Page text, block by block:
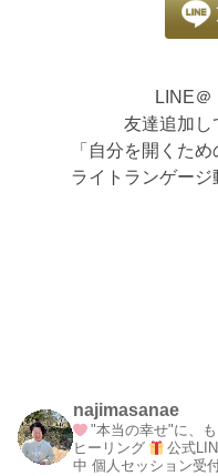
LINE
友達追加し
「自分を開くた
ライトランゲージ
najimasanae
"本当の幸せ"に、
ヒーリング
公式
中 個人セッション受